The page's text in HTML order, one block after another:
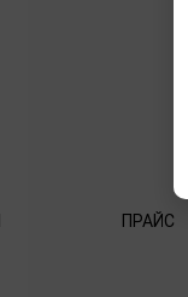
ПРАЙС